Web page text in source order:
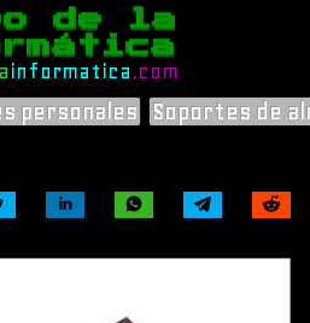
de la
la informatica .com
personales Soportes de